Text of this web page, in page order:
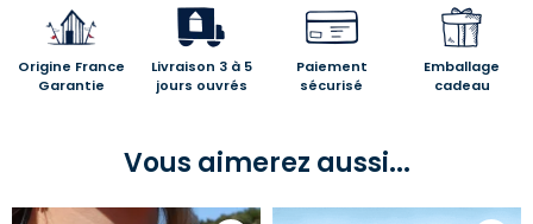
Origine France
Garantie
Livraison 3 à 5
jours ouvrés
Paiement
sécurisé
Emballage
cadeau
Vous aimerez aussi...